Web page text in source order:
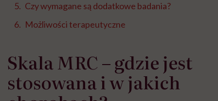
Czy wymagane są dodatkowe badania?
Możliwości terapeutyczne
Skala MRC – gdzie jest
stosowana i w jakich